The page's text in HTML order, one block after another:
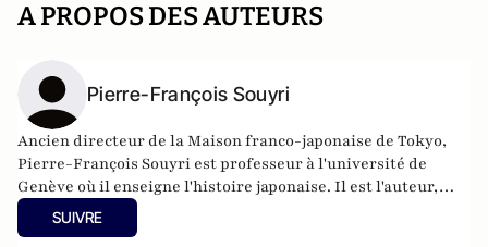
A PROPOS DES AUTEURS
Pierre-François Souyri
Ancien directeur de la Maison franco-japonaise de Tokyo,
Pierre-François Souyri est professeur à l'université de
Genève où il enseigne l'histoire japonaise. Il est l'auteur,
entre autres, de laNouvelle Histoire du Japon
SUIVRE